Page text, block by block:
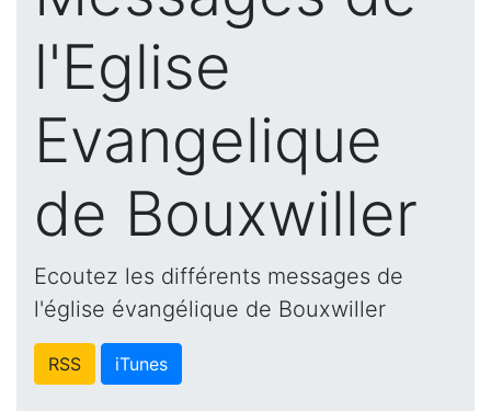
l'Eglise
Evangelique
de Bouxwiller
Ecoutez les différents messages de
l'église évangélique de Bouxwiller
RSS iTunes